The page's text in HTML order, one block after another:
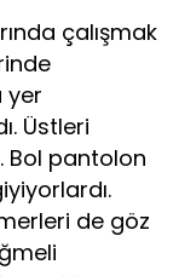
çalışmak
yer
Üstleri
Bol pantolon
de göz